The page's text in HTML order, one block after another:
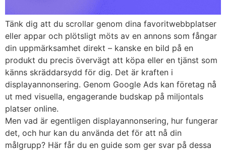
Tänk dig att du scrollar genom dina favoritwebbplatser
eller appar och plötsligt möts av en annons som fångar
din uppmärksamhet direkt – kanske en bild på en
produkt du precis övervägt att köpa eller en tjänst som
känns skräddarsydd för dig. Det är kraften i
displayannonsering. Genom Google Ads kan företag nå
ut med visuella, engagerande budskap på miljontals
platser online.
Men vad är egentligen displayannonsering, hur fungerar
det, och hur kan du använda det för att nå din
målgrupp? Här får du en guide som ger svar på dessa